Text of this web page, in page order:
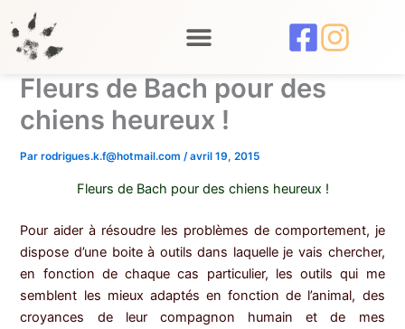
au
contenu
Fleurs de Bach pour des
chiens heureux !
Parrodrigues.k.f@hotmail.com/avril 19, 2015
Fleurs de Bach pour des chiens heureux !
Pour aider à résoudre les problèmes de comportement, je
dispose d’une boite à outils dans laquelle je vais chercher,
en fonction de chaque cas particulier, les outils qui me
semblent les mieux adaptés en fonction de l’animal, des
croyances de leur compagnon humain et de mes